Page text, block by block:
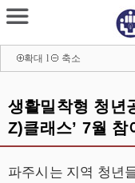
확대 l 축소
생활밀착형 청년
Z)클래스’ 7월 참
파주시는 지역 청년